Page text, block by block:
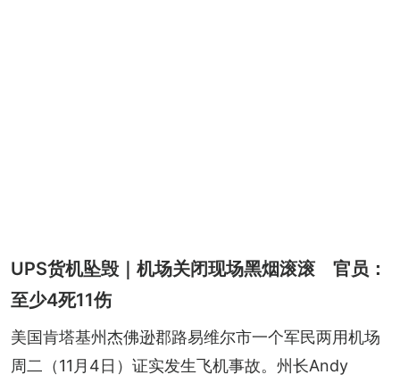
UPS货机坠毁｜机场关闭现场黑烟滚滚 官员：
至少4死11伤
美国肯塔基州杰佛逊郡路易维尔市一个军民两用机场
周二（11月4日）证实发生飞机事故。州长Andy